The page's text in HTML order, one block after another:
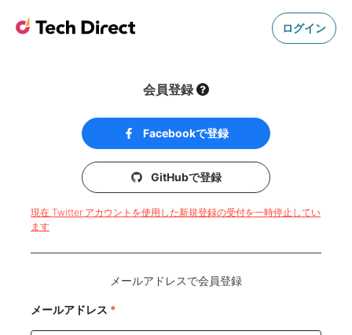
ログイン
会員登録
Facebookで登録
GitHubで登録
現在 Twitter アカウントを使用した新規登録の受付を一時停止してい
ます
メールアドレスで会員登録
メールアドレス *